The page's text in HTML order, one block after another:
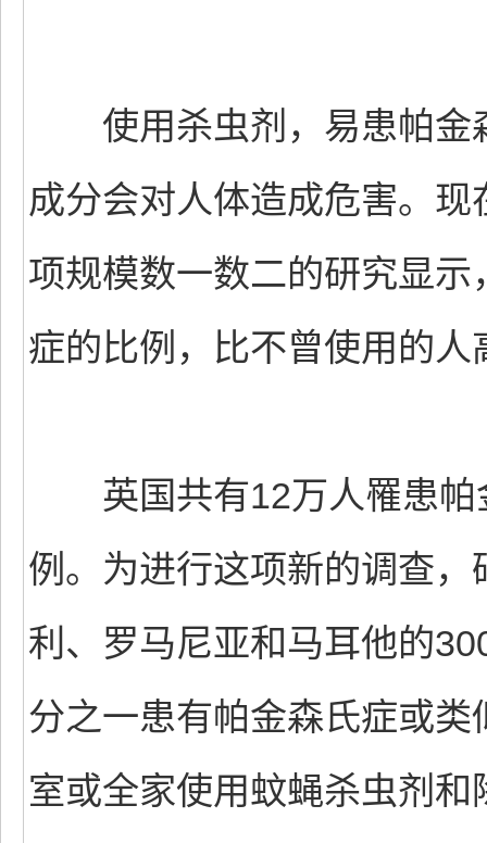
使用杀虫剂，易患帕金
成分会对人体造成危害。
项规模数一数二的研究显
症的比例，比不曾使用的人
英国共有12万人罹患帕
例。为进行这项新的调查
利、罗马尼亚和马耳他的
分之一患有帕金森氏症或
室或全家使用蚊蝇杀虫剂